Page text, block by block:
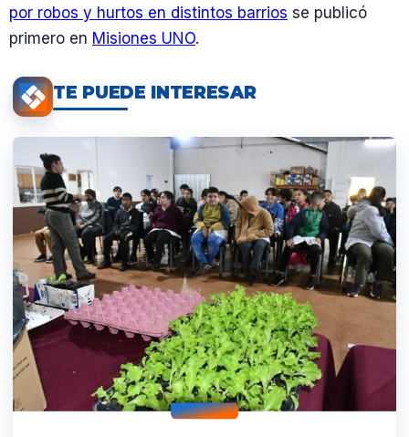
por robos y hurtos en distintos barrios se publicó
primero en Misiones UNO.
TE PUEDE INTERESAR